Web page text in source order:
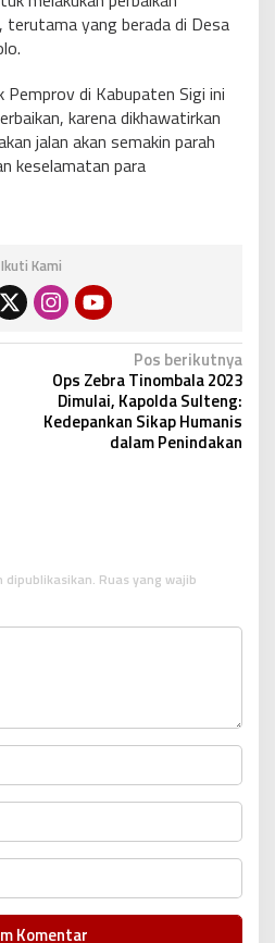
yang berada di Desa
Pemprov di Kabupaten Sigi ini
karena dikhawatirkan
jalan akan semakin parah
keselamatan para
Ikuti Kami
Pos berikutnya
Ops Zebra Tinombala 2023
Dimulai, Kapolda Sulteng:
Kedepankan Sikap Humanis
dalam Penindakan
Ruas yang wajib